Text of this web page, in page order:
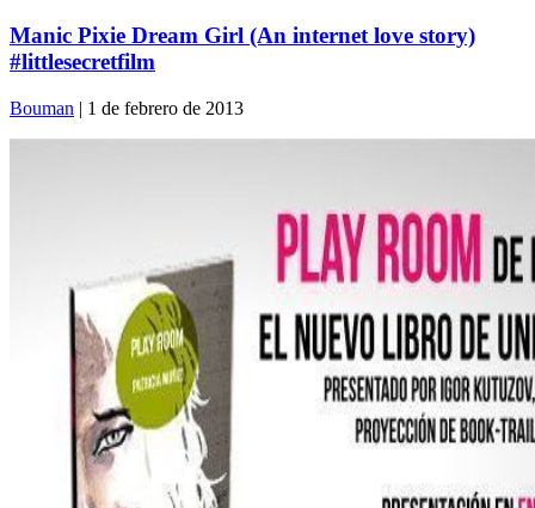
Manic Pixie Dream Girl (An internet love story)
#littlesecretfilm
Bouman | 1 de febrero de 2013